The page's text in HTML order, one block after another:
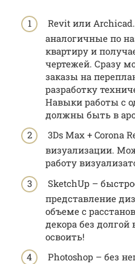
Revit или
аналогичные по
квартиру и
чертежей. Сразу
заказы на
разработку
Навыки работы с
должны быть в
3Ds Max + Corona
визуализации.
работу
SketchUp –
представление
объеме с
декора без
освоить!
Photoshop – без